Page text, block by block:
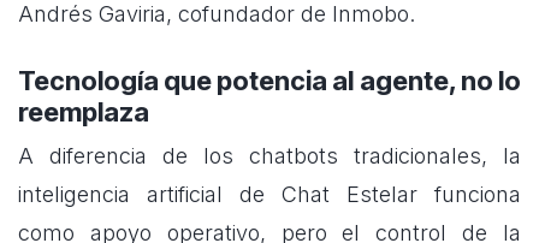
Andrés Gaviria, cofundador de Inmobo.
Tecnología que potencia al agente, no lo
reemplaza
A diferencia de los chatbots tradicionales, la
inteligencia artificial de Chat Estelar funciona
como apoyo operativo, pero el control de la